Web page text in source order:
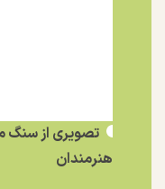
تصویری از سنگ
هنرمندان